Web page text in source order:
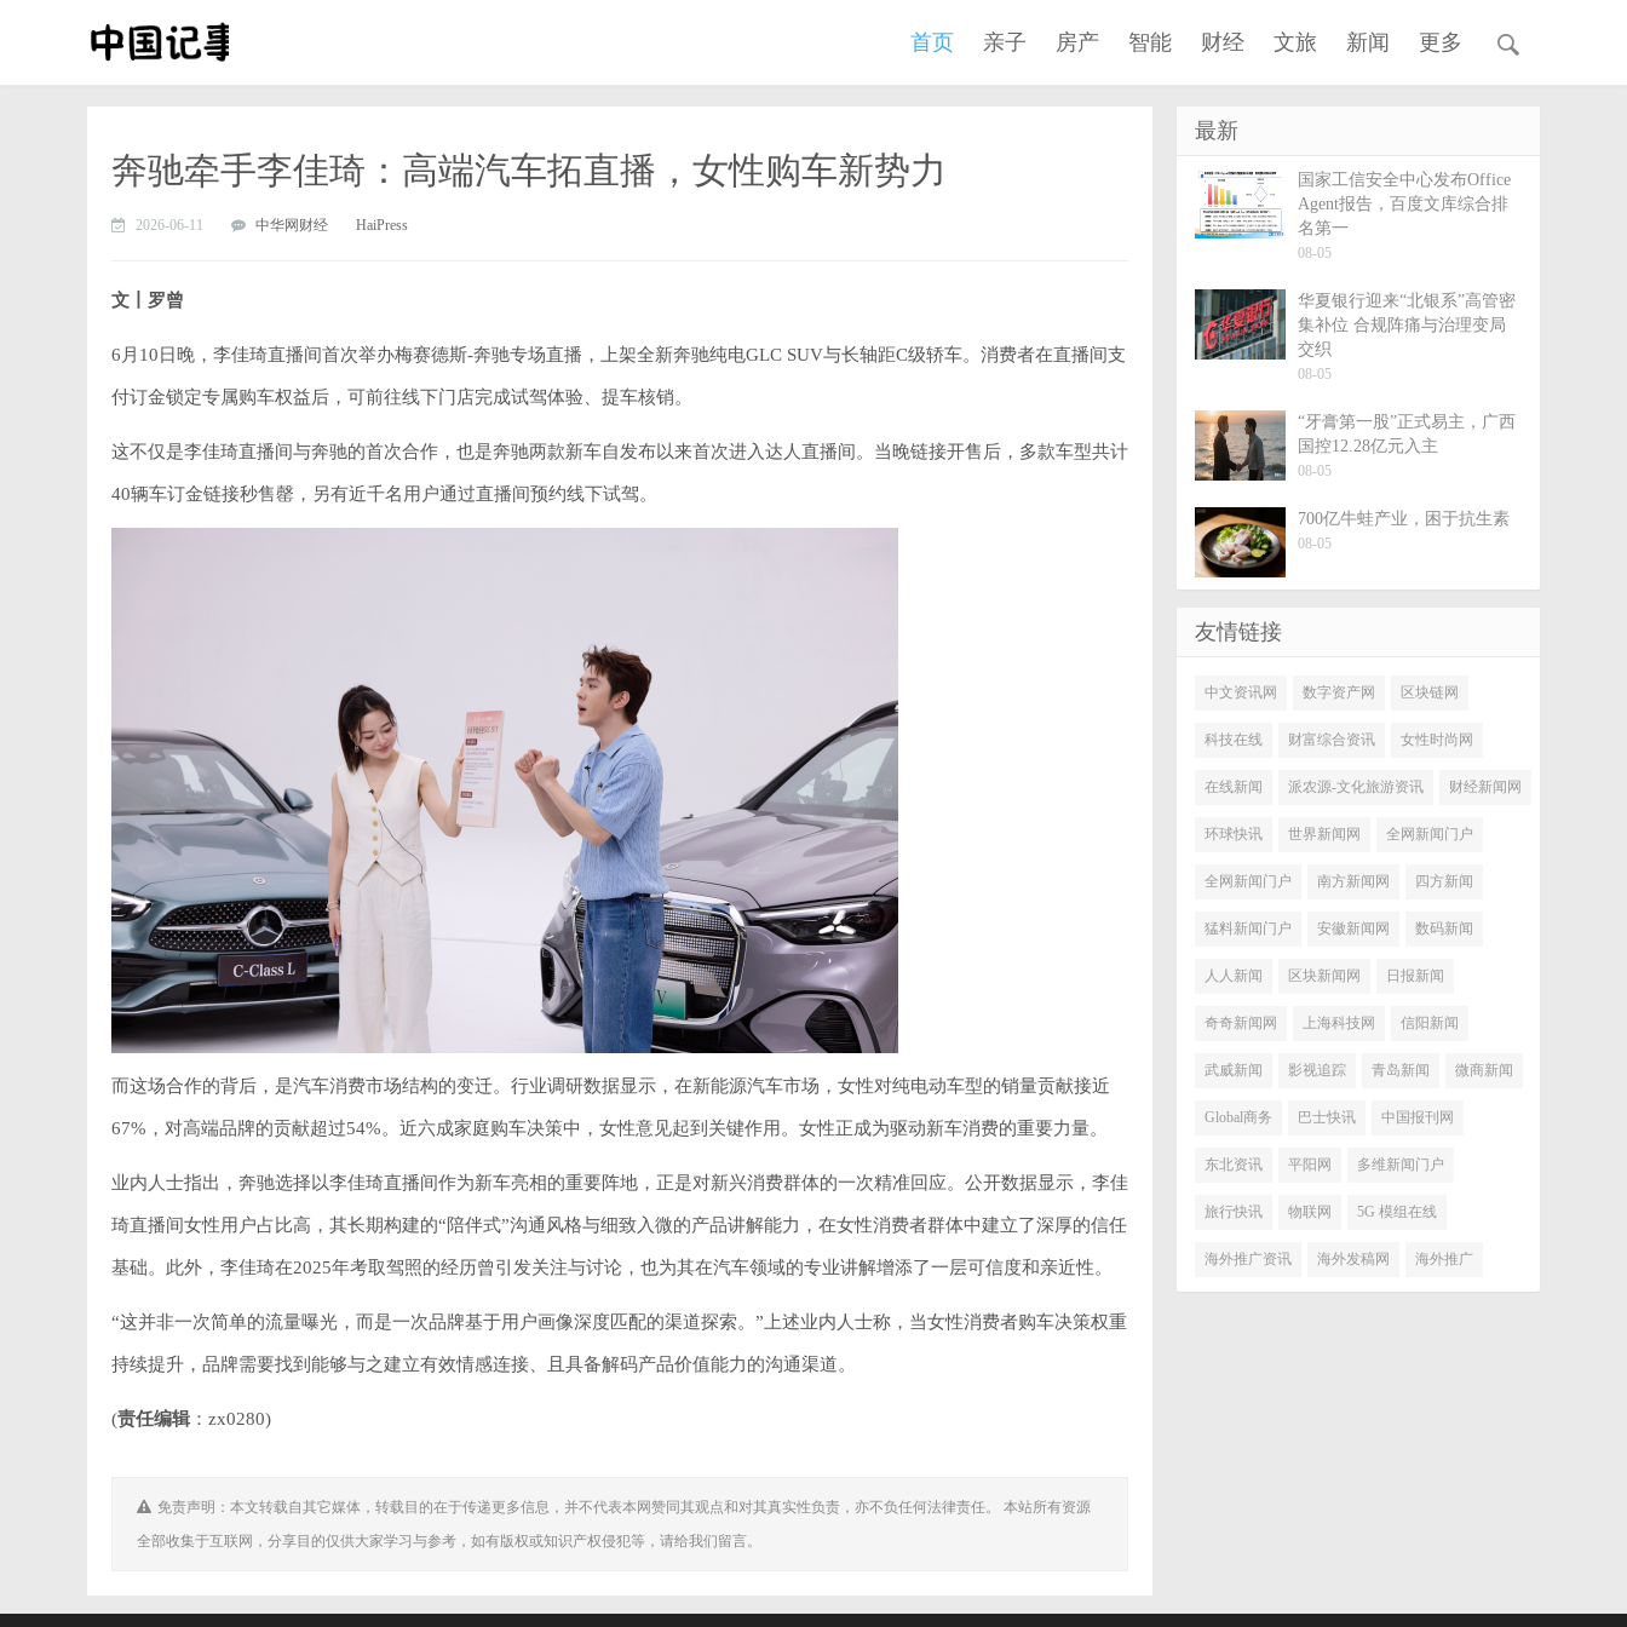
首页 亲子 房产 智能 财经 文旅 新闻 更多
奔驰牵手李佳琦：高端汽车拓直播，女性购车新势力
2026-06-11 中华网财经 HaiPress
文丨罗曾
6月10日晚，李佳琦直播间首次举办梅赛德斯-奔驰专场直播，上架全新奔驰纯电GLC SUV与长轴距C级轿车。消费者在直播间支
付订金锁定专属购车权益后，可前往线下门店完成试驾体验、提车核销。
这不仅是李佳琦直播间与奔驰的首次合作，也是奔驰两款新车自发布以来首次进入达人直播间。当晚链接开售后，多款车型共计
40辆车订金链接秒售罄，另有近千名用户通过直播间预约线下试驾。
而这场合作的背后，是汽车消费市场结构的变迁。行业调研数据显示，在新能源汽车市场，女性对纯电动车型的销量贡献接近
67%，对高端品牌的贡献超过54%。近六成家庭购车决策中，女性意见起到关键作用。女性正成为驱动新车消费的重要力量。
业内人士指出，奔驰选择以李佳琦直播间作为新车亮相的重要阵地，正是对新兴消费群体的一次精准回应。公开数据显示，李佳
琦直播间女性用户占比高，其长期构建的“陪伴式”沟通风格与细致入微的产品讲解能力，在女性消费者群体中建立了深厚的信任
基础。此外，李佳琦在2025年考取驾照的经历曾引发关注与讨论，也为其在汽车领域的专业讲解增添了一层可信度和亲近性。
“这并非一次简单的流量曝光，而是一次品牌基于用户画像深度匹配的渠道探索。”上述业内人士称，当女性消费者购车决策权重
持续提升，品牌需要找到能够与之建立有效情感连接、且具备解码产品价值能力的沟通渠道。
(责任编辑：zx0280)
免责声明：本文转载自其它媒体，转载目的在于传递更多信息，并不代表本网赞同其观点和对其真实性负责，亦不负任何法律责任。 本站所有资源
全部收集于互联网，分享目的仅供大家学习与参考，如有版权或知识产权侵犯等，请给我们留言。
最新
国家工信安全中心发布Office
Agent报告，百度文库综合排
名第一
08-05
华夏银行迎来“北银系”高管密
集补位 合规阵痛与治理变局
交织
08-05
“牙膏第一股”正式易主，广西
国控12.28亿元入主
08-05
700亿牛蛙产业，困于抗生素
08-05
友情链接
中文资讯网 数字资产网 区块链网
科技在线 财富综合资讯 女性时尚网
在线新闻 派农源-文化旅游资讯 财经新闻网
环球快讯 世界新闻网 全网新闻门户
全网新闻门户 南方新闻网 四方新闻
猛料新闻门户 安徽新闻网 数码新闻
人人新闻 区块新闻网 日报新闻
奇奇新闻网 上海科技网 信阳新闻
武威新闻 影视追踪 青岛新闻 微商新闻
Global商务 巴士快讯 中国报刊网
东北资讯 平阳网 多维新闻门户
旅行快讯 物联网 5G 模组在线
海外推广资讯 海外发稿网 海外推广